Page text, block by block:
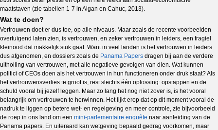
maatstaven (zie tabellen 1-7 in Algan en Cahuc, 2013).
Wat te doen?
Vertrouwen doet er dus toe, op alle niveaus. Maar zoals de recente voorbeelden
overtuigend laten zien, is vertrouwen, en zeker vertrouwen in leiders, een fragiel
kleinood dat makkelijk stuk gaat. Want in veel landen is het vertrouwen in leiders
dus afgenomen, en dossiers zoals de Panama Papers dragen bij aan de verdere
uitholling van vertrouwen, met alle negatieve gevolgen van dien. Wat kunnen
politici of CEOs doen als het vertrouwen in hun functioneren onder druk staat? Als
het vertrouwensverlies te groot is, rest slechts één oplossing: opstappen en de
schuld vooral bij jezelf leggen. Maar zo lang het nog niet zover is, is het vooral
belangrijk om vertrouwen te herwinnen. Het lijkt erop dat op dit moment vooral de
nadruk te liggen op betere wet- en regelgeving en meer controle, zie bijvoorbeeld
de roep in ons land om een mini-parlementaire enquête naar aanleiding van de
Panama papers. En uiteraard kan wetgeving bepaald gedrag voorkomen, maar